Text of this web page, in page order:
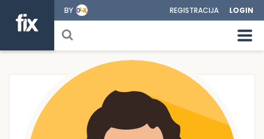
BY REGISTRACIJA LOGIN